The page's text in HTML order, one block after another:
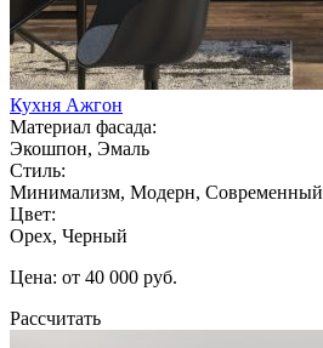
Кухня Ажгон
Материал фасада:
Экошпон, Эмаль
Стиль:
Минимализм, Модерн, Современный
Цвет:
Орех, Черный
Цена: от 40 000 руб.
Рассчитать